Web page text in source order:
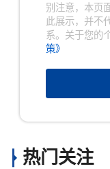
别注意，本页
此展示，并不
系。关于您的
策》
热门关注